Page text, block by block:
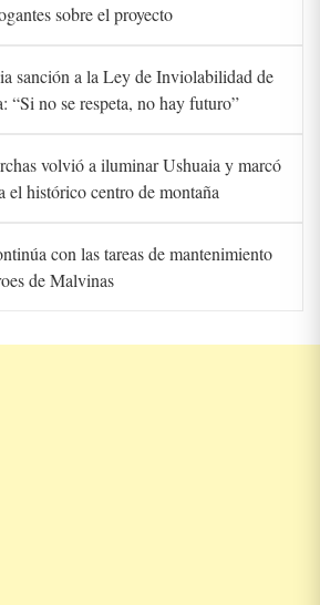
sobre el proyecto
sanción a la Ley de Inviolabilidad de
“Si no se respeta, no hay futuro”
volvió a iluminar Ushuaia y marcó
el histórico centro de montaña
con las tareas de mantenimiento
de Malvinas